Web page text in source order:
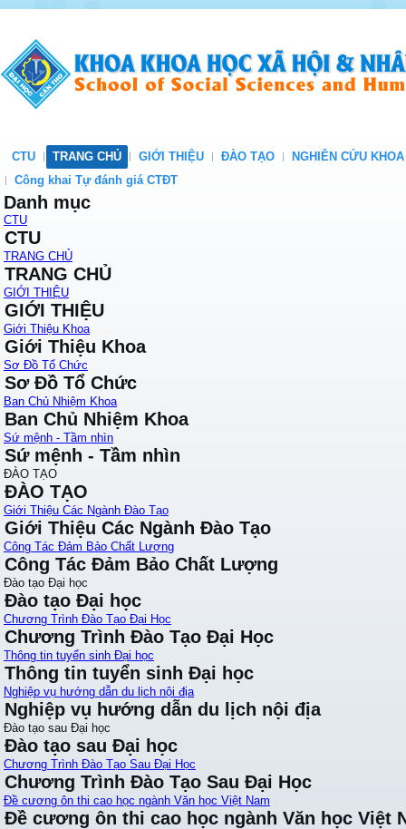
CTU TRANG CHỦ GIỚI THIỆU ĐÀO TẠO
NGHIÊN CỨU
Công khai Tự đánh giá CTĐT
Danh mục
CTU
CTU
TRANG CHỦ
TRANG CHỦ
GIỚI THIỆU
GIỚI THIỆU
Giới Thiệu Khoa
Giới Thiệu Khoa
Sơ Đồ Tổ Chức
Sơ Đồ Tổ Chức
Ban Chủ Nhiệm Khoa
Ban Chủ Nhiệm Khoa
Sứ mệnh - Tầm nhìn
Sứ mệnh - Tầm nhìn
ĐÀO TẠO
ĐÀO TẠO
Giới Thiệu Các Ngành Đào Tạo
Giới Thiệu Các Ngành Đào Tạo
Công Tác Đảm Bảo Chất Lượng
Công Tác Đảm Bảo Chất Lượng
Đào tạo Đại học
Đào tạo Đại học
Chương Trình Đào Tạo Đại Học
Chương Trình Đào Tạo Đại Học
Thông tin tuyển sinh Đại học
Thông tin tuyển sinh Đại học
Nghiệp vụ hướng dẫn du lịch nội địa
Nghiệp vụ hướng dẫn du lịch nội địa
Đào tạo sau Đại học
Đào tạo sau Đại học
Chương Trình Đào Tạo Sau Đại Học
Chương Trình Đào Tạo Sau Đại Học
Đề cương ôn thi cao học ngành Văn học Việt Nam
Đề cương ôn thi cao học ngành Văn học Việt